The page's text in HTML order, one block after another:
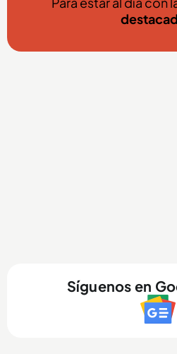
Síguenos en